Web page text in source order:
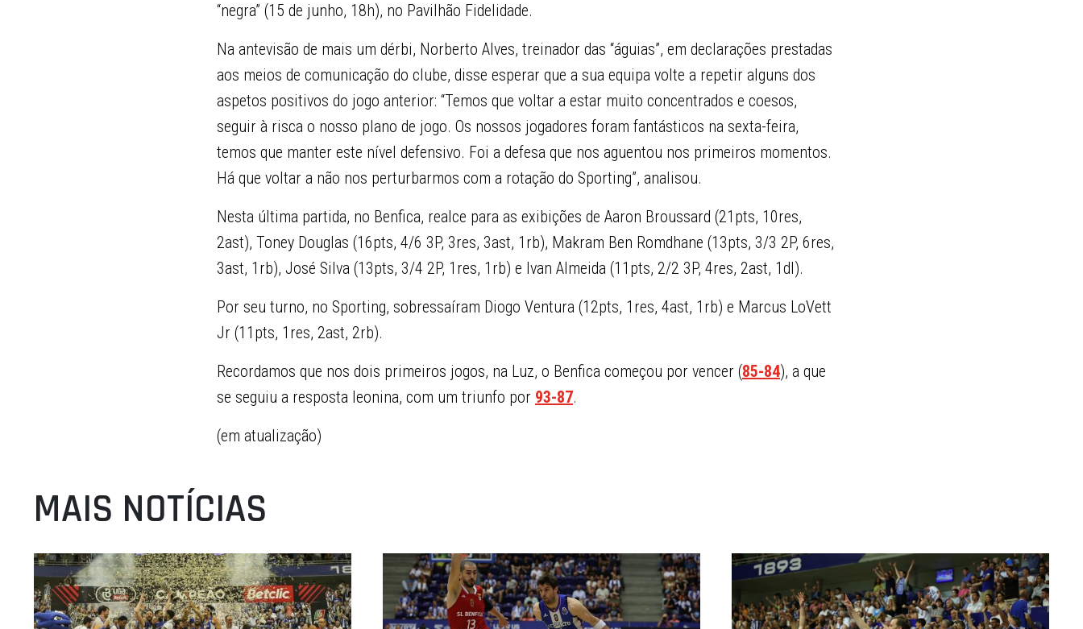
“negra” (15 de junho, 18h), no Pavilhão Fidelidade.
Na antevisão de mais um dérbi, Norberto Alves, treinador das “águias”, em declarações prestadas
aos meios de comunicação do clube, disse esperar que a sua equipa volte a repetir alguns dos
aspetos positivos do jogo anterior: “Temos que voltar a estar muito concentrados e coesos,
seguir à risca o nosso plano de jogo. Os nossos jogadores foram fantásticos na sexta-feira,
temos que manter este nível defensivo. Foi a defesa que nos aguentou nos primeiros momentos.
Há que voltar a não nos perturbarmos com a rotação do Sporting”, analisou.
Nesta última partida, no Benfica, realce para as exibições de Aaron Broussard (21pts, 10res,
2ast), Toney Douglas (16pts, 4/6 3P, 3res, 3ast, 1rb), Makram Ben Romdhane (13pts, 3/3 2P, 6res,
3ast, 1rb), José Silva (13pts, 3/4 2P, 1res, 1rb) e Ivan Almeida (11pts, 2/2 3P, 4res, 2ast, 1dl).
Por seu turno, no Sporting, sobressaíram Diogo Ventura (12pts, 1res, 4ast, 1rb) e Marcus LoVett
Jr (11pts, 1res, 2ast, 2rb).
Recordamos que nos dois primeiros jogos, na Luz, o Benfica começou por vencer (85-84), a que
se seguiu a resposta leonina, com um triunfo por 93-87.
(em atualização)
MAIS NOTÍCIAS